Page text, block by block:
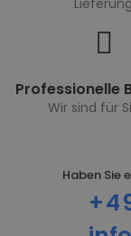
Lieferung
Professionelle
Wir sind für
Haben Sie